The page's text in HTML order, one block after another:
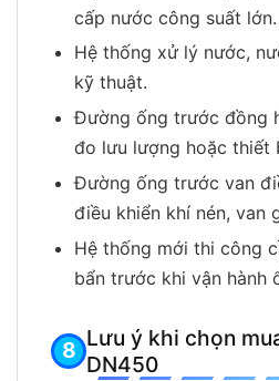
cấp nước công suất lớn.
Hệ thống xử lý nước,
kỹ thuật.
Đường ống trước đồng
đo lưu lượng hoặc thiết
Đường ống trước van
điều khiển khí nén, van
Hệ thống mới thi công
bẩn trước khi vận hành
Lưu ý khi chọn
DN450